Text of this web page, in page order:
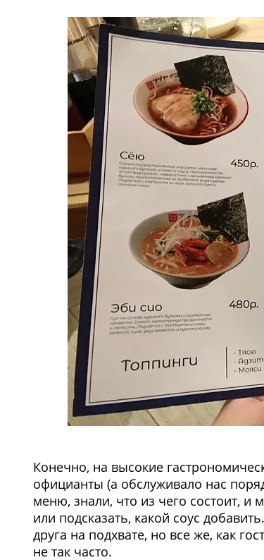
Конечно, на высокие
официанты (а обслуживало нас
меню, знали, что из чего состоит, и
или подсказать, какой соус
друга на подхвате, но все же, как
не так часто.